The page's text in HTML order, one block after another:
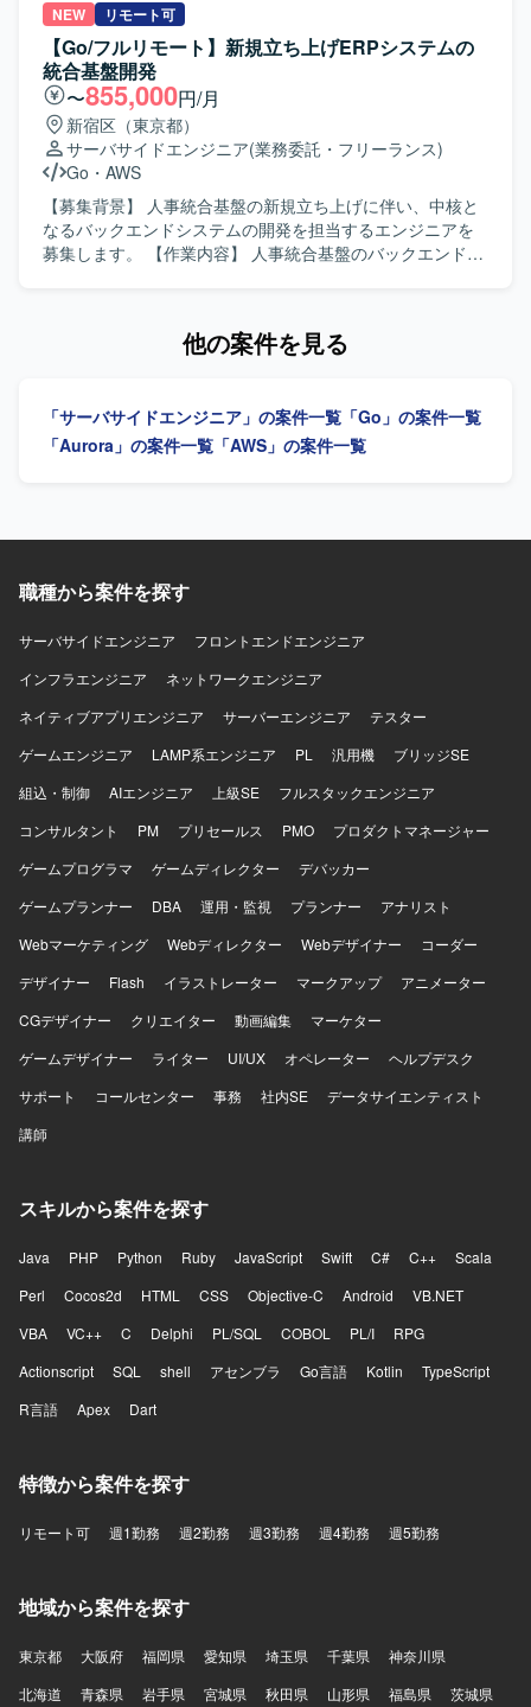
CodePipeline等を用いたコンテナビルドからデプロイまで
のCI/CDパイプライン構築も担当いただきます。さらに、オ
フィスネットワークとクラウドを接続するクラウド側ネッ
トワーク設定や、障害対応、バックアップおよびリスト
ア、権限、コスト監視などの運用設計も行っていただきま
す。 【求める人物像】 非機能要件から設計、IaC実装、運
用設計まで一人で完結できる自走力をお持ちの方を求めて
おります。セキュリティ、可用性、コストのトレードオフ
を判断できる設計センスをお持ちで、顧客や開発、運用の
間を橋渡しできるコミュニケーション力を発揮いただける
方を想定しております。オンプレミス資産の制約を理解し
ティが求められる基盤を、AWSマネージドサービスを中心
い工程に関与できるため、クラウドアーキテクトとしての
スキルを総合的に高めていただけます。また、セキュリテ
NAT GW、IGW、VPC Endpoints、Route 53、ALB、ECS
ElastiCache、S3、EFS、CloudFront、ACM、AWS WAF
v2、IAM、KMS、Secrets Manager、GuardDuty、Security
Hub、AWS Config、CloudTrail、AWS Shield、
CloudWatch、SNS、SQS、SES、EventBridge）、
Terraform、AWS CDK、GitHub Actions、CodePipeline、
どの環境で作業いただきます。
設計・構築、Observability基盤の構築、インシデント対応お
よびポストモーテム文化の醸成を担います。CI/CDの継続的
改善や自動化、バックエンド・フロントエンドと連携した
アーキテクチャ設計、パフォーマンスチューニングを行い
ます。 【求める人物像】 新しい技術や未知の課題に柔軟に
対応し、積極的に挑戦できる方を求めています。正解のな
い状況でも仕組みや基準をゼロから作り上げ、オーナーシ
ップを持って基盤を育てられる方を歓迎します。データに
基づいた意思決定を行い、チームで最適解を導ける方を求
めています。 【ポジションの魅力】 プラットフォームおよ
び信頼性基盤をゼロから立ち上げるフェーズであり、広い
Terraformを使用します。バージョン管理はGitHub、社内コ
トエンドはReact、データベースはMySQLおよび
PostgreSQLを使用します。LLMとしてOpenAI、Claudeな
NEW リモート可
【Go/フルリモート】新規立ち上げERPシステムの
統合基盤開発
〜855,000円/月
新宿区（東京都）
サーバサイドエンジニア(業務委託・フリーランス)
Go ・ AWS
【募集背景】 人事統合基盤の新規立ち上げに伴い、中核と
なるバックエンドシステムの開発を担当するエンジニアを
募集します。 【作業内容】 人事統合基盤のバックエンドシ
や、マイクロサービス間連携を含む信頼性の高いAPI基盤を
ションの魅力】 新規立ち上げの人事統合基盤において、中
核となるバックエンドシステムの開発に携われます。 【開
他の案件を見る
「サーバサイドエンジニア」の案件一覧 「Go」の案件一覧
「Aurora」の案件一覧 「AWS」の案件一覧
職種から案件を探す
サーバサイドエンジニア
フロントエンドエンジニア
インフラエンジニア
ネットワークエンジニア
ネイティブアプリエンジニア
サーバーエンジニア
テスター
ゲームエンジニア
LAMP系エンジニア PL 汎用機
ブリッジSE
組込・制御
AIエンジニア 上級SE
フルスタックエンジニア
コンサルタント
PM プリセールス PMO
プロダクトマネージャー
ゲームプログラマ
ゲームディレクター
デバッカー
ゲームプランナー
DBA 運用・監視 プランナー
アナリスト
Webマーケティング
Webディレクター Webデザイナー
コーダー
デザイナー
Flash イラストレーター マークアップ
アニメーター
CGデザイナー
クリエイター 動画編集
マーケター
ゲームデザイナー
ライター UI/UX オペレーター
ヘルプデスク
サポート
コールセンター 事務 社内SE
データサイエンティスト
講師
スキルから案件を探す
Java PHP Python Ruby JavaScript Swift C# C++
Scala
Perl
Cocos2d HTML CSS Objective-C Android
VB.NET
VBA
VC++ C Delphi PL/SQL COBOL PL/I
RPG
Actionscript
SQL shell アセンブラ Go言語 Kotlin
TypeScript
R言語
Apex Dart
特徴から案件を探す
リモート可 週1勤務 週2勤務 週3勤務 週4勤務 週5勤務
地域から案件を探す
東京都 大阪府 福岡県 愛知県 埼玉県 千葉県
神奈川県
北海道
青森県 岩手県 宮城県 秋田県 山形県 福島県 茨城県